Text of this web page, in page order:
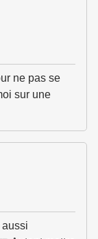
ne pas se
sur une